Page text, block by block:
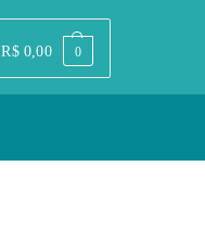
R$0,00 0